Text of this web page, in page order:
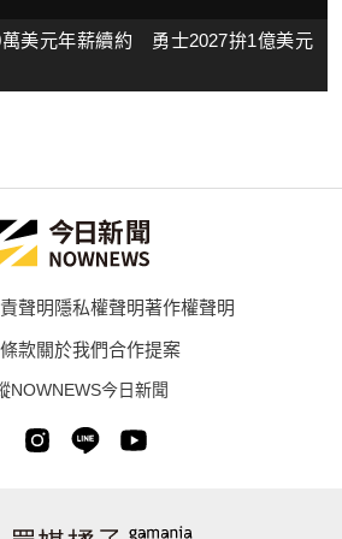
美元年薪續約 勇士2027拚1億美元
聲明隱私權聲明著作權聲明
款關於我們合作提案
NOWNEWS今日新聞